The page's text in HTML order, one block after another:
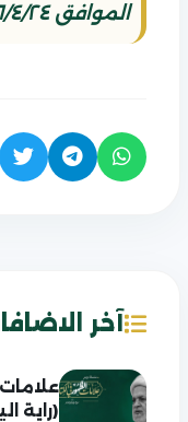
الموافق ٢٠٢٦/٤/٢٤ ميلادي
آخر
(راية